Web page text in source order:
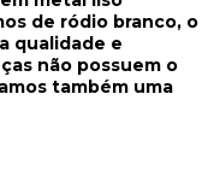
de ródio branco, o
qualidade e
não possuem o
também uma